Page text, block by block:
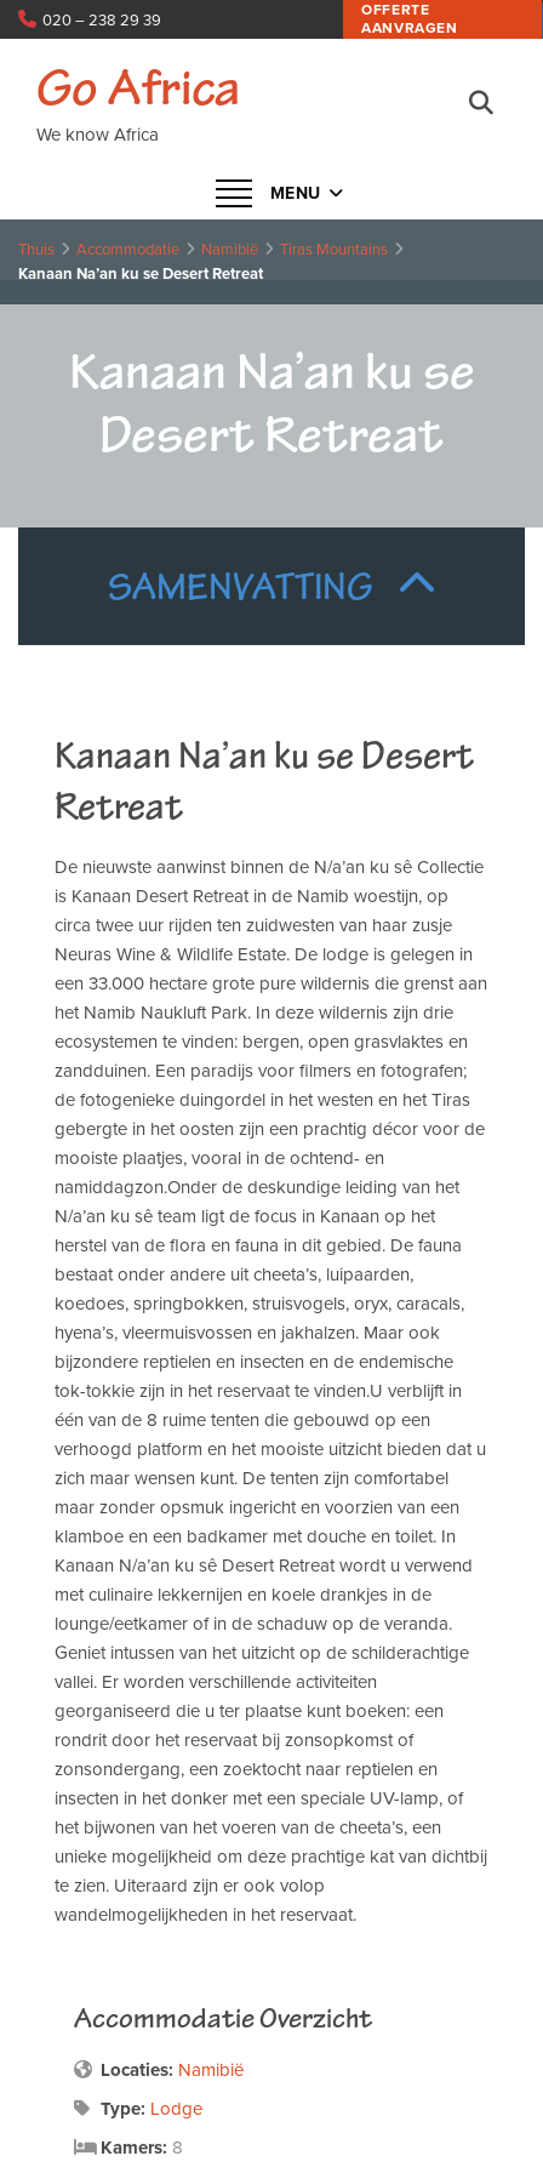
OFFERTE
AANVRAGEN
020 – 238 29 39
Navigatie in- of uitklappen
MENU
Go Africa
We know Africa
Thuis Accommodatie Namibië
Tiras Mountains
Kanaan Na’an ku se Desert Retreat
Kanaan Na’an ku se
Desert Retreat
SAMENVATTING
Kanaan Na’an ku se Desert
Retreat
De nieuwste aanwinst binnen de N/a’an ku sê Collectie
is Kanaan Desert Retreat in de Namib woestijn, op
circa twee uur rijden ten zuidwesten van haar zusje
Neuras Wine & Wildlife Estate. De lodge is gelegen in
een 33.000 hectare grote pure wildernis die grenst aan
het Namib Naukluft Park. In deze wildernis zijn drie
ecosystemen te vinden: bergen, open grasvlaktes en
zandduinen. Een paradijs voor filmers en fotografen;
de fotogenieke duingordel in het westen en het Tiras
gebergte in het oosten zijn een prachtig décor voor de
mooiste plaatjes, vooral in de ochtend- en
namiddagzon.Onder de deskundige leiding van het
N/a’an ku sê team ligt de focus in Kanaan op het
herstel van de flora en fauna in dit gebied. De fauna
bestaat onder andere uit cheeta’s, luipaarden,
koedoes, springbokken, struisvogels, oryx, caracals,
hyena’s, vleermuisvossen en jakhalzen. Maar ook
bijzondere reptielen en insecten en de endemische
tok-tokkie zijn in het reservaat te vinden.U verblijft in
één van de 8 ruime tenten die gebouwd op een
verhoogd platform en het mooiste uitzicht bieden dat u
zich maar wensen kunt. De tenten zijn comfortabel
maar zonder opsmuk ingericht en voorzien van een
klamboe en een badkamer met douche en toilet. In
Kanaan N/a’an ku sê Desert Retreat wordt u verwend
met culinaire lekkernijen en koele drankjes in de
lounge/eetkamer of in de schaduw op de veranda.
Geniet intussen van het uitzicht op de schilderachtige
vallei. Er worden verschillende activiteiten
georganiseerd die u ter plaatse kunt boeken: een
rondrit door het reservaat bij zonsopkomst of
zonsondergang, een zoektocht naar reptielen en
insecten in het donker met een speciale UV-lamp, of
het bijwonen van het voeren van de cheeta’s, een
unieke mogelijkheid om deze prachtige kat van dichtbij
te zien. Uiteraard zijn er ook volop
wandelmogelijkheden in het reservaat.
Accommodatie Overzicht
Locaties: Namibië
Type: Lodge
Kamers: 8